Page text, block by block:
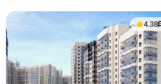
4.38